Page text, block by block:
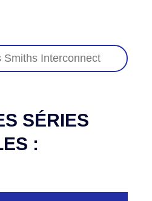
SÉRIES
: